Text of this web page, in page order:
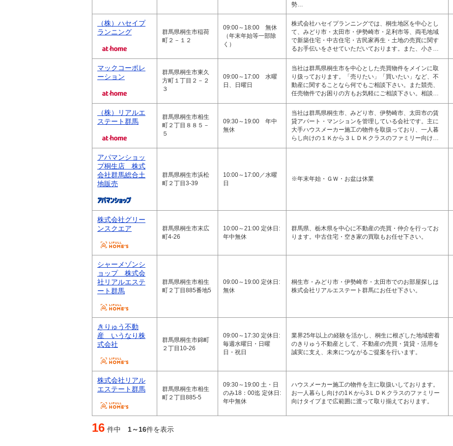
勢…
（株）ハセイプ
ランニング
群馬県桐生市稲荷
町２－１２
09:00～18:00 無休
（年末年始等一部除
く）
株式会社ハセイプランニングでは、桐生地区を中心とし
て、みどり市・太田市・伊勢崎市・足利市等、両毛地域
で新築住宅・中古住宅・古民家再生・土地の売買に関す
るお手伝いをさせていただいております。また、小さ…
マックコーポレ
ーション
群馬県桐生市東久
方町１丁目２－２
３
09:00～17:00 水曜
日、日曜日
当社は群馬県桐生市を中心とした売買物件をメインに取
り扱っております。「売りたい」「買いたい」など、不
動産に関することなら何でもご相談下さい。また競売、
任売物件でお困りの方もお気軽にご相談下さい。相談…
（株）リアルエ
ステート群馬
群馬県桐生市相生
町２丁目８８５－
５
09:30～19:00 年中
無休
当社は群馬県桐生市、みどり市、伊勢崎市、太田市の賃
貸アパート・マンションを管理している会社です。主に
大手ハウスメーカー施工の物件を取扱っており、一人暮
らし向けの１Ｋから３ＬＤＫクラスのファミリー向け…
アパマンショッ
プ桐生店 株式
会社群馬総合土
地販売
群馬県桐生市浜松
町２丁目3-39
10:00～17:00／水曜
日
※年末年始・ＧＷ・お盆は休業
株式会社グリー
ンスクエア
群馬県桐生市末広
町4-26
10:00～21:00 定休日:
年中無休
群馬県、栃木県を中心に不動産の売買・仲介を行ってお
ります。中古住宅・空き家の買取もお任せ下さい。
シャーメゾンシ
ョップ 株式会
社リアルエステ
ート群馬
群馬県桐生市相生
町２丁目885番地5
09:00～19:00 定休日:
無休
桐生市・みどり市・伊勢崎市・太田市でのお部屋探しは
株式会社リアルエステート群馬にお任せ下さい。
きりゅう不動
産 いうなり株
式会社
群馬県桐生市錦町
２丁目10-26
09:00～17:30 定休日:
毎週水曜日・日曜
日・祝日
業界25年以上の経験を活かし、桐生に根ざした地域密着
のきりゅう不動産として、不動産の売買・賃貸・活用を
誠実に支え、未来につながるご提案を行います。
株式会社リアル
エステート群馬
群馬県桐生市相生
町２丁目885-5
09:30～19:00 土・日
のみ18：00迄 定休日:
年中無休
ハウスメーカー施工の物件を主に取扱いしております。
お一人暮らし向けの1Ｋから3ＬＤＫクラスのファミリー
向けタイプまで広範囲に渡って取り揃えております。
16 件中 1～16件を表示